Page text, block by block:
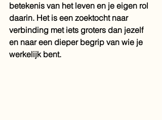
betekenis van het leven en je eigen rol
daarin. Het is een zoektocht naar
verbinding met iets groters dan jezelf
en naar een dieper begrip van wie je
werkelijk bent.